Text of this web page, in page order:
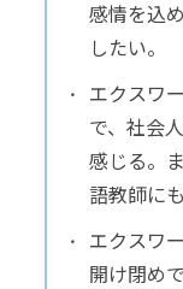
感情を込
したい。
エクスワ
で、社会
感じる。
語教師に
エクスワ
開け閉め